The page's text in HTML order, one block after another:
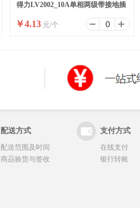
得力LV2002_10A单相两级带接地插
头_彩盒装(白)(10/盒)
￥4.13 元/个
配送方式 支付方式
配送范围及时间
商品验货与签收
在线支付
银行转账